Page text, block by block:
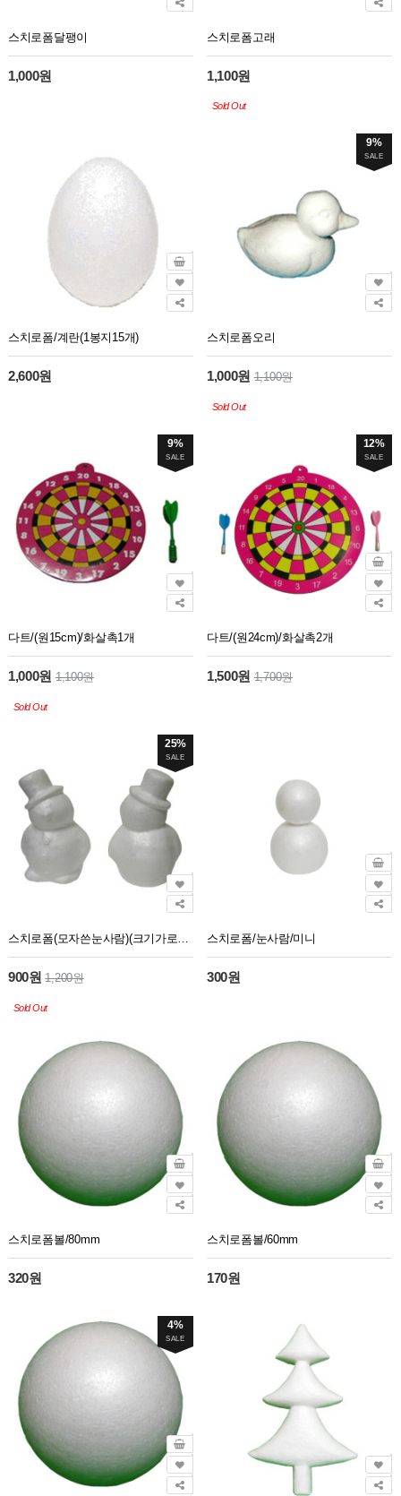
스치로폼달팽이
1,000원
스치로폼고래
1,100원
Sold Out
스치로폼/계란(1봉지15개)
2,600원
9%
SALE
스치로폼오리
1,000원1,100원
Sold Out
9%
SALE
다트/(원15cm)/화살촉1개
1,000원 1,100원
Sold Out
12%
SALE
다트/(원24cm)/화살촉2개
1,500원1,700원
25%
SALE
스치로폼(모자쓴눈사람)(크기가로12cm높이17cm폭9cm)
900원1,200원
Sold Out
스치로폼/눈사람/미니
300원
스치로폼볼/80mm
320원
스치로폼볼/60mm
170원
4%
SALE